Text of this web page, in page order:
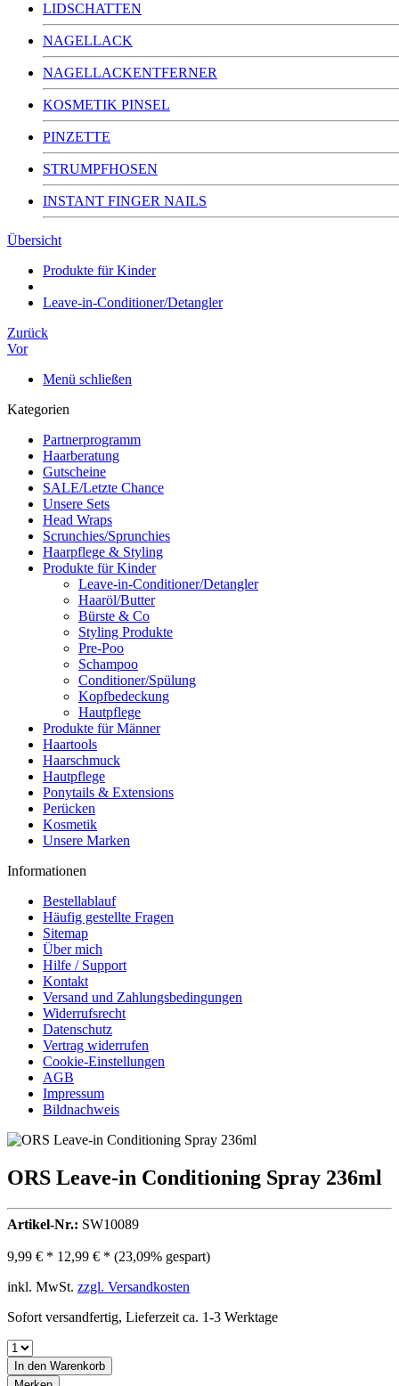
LIDSCHATTEN
NAGELLACK
NAGELLACKENTFERNER
KOSMETIK PINSEL
PINZETTE
STRUMPFHOSEN
INSTANT FINGER NAILS
Übersicht
Produkte für Kinder
Leave-in-Conditioner/Detangler
Zurück
Vor
Menü schließen
Kategorien
Partnerprogramm
Haarberatung
Gutscheine
SALE/Letzte Chance
Unsere Sets
Head Wraps
Scrunchies/Sprunchies
Haarpflege & Styling
Produkte für Kinder
Leave-in-Conditioner/Detangler
Haaröl/Butter
Bürste & Co
Styling Produkte
Pre-Poo
Schampoo
Conditioner/Spülung
Kopfbedeckung
Hautpflege
Produkte für Männer
Haartools
Haarschmuck
Hautpflege
Ponytails & Extensions
Perücken
Kosmetik
Unsere Marken
Informationen
Bestellablauf
Häufig gestellte Fragen
Sitemap
Über mich
Hilfe / Support
Kontakt
Versand und Zahlungsbedingungen
Widerrufsrecht
Datenschutz
Vertrag widerrufen
Cookie-Einstellungen
AGB
Impressum
Bildnachweis
ORS Leave-in Conditioning Spray 236ml
Artikel-Nr.: SW10089
9,99 € * 12,99 € * (23,09% gespart)
inkl. MwSt. zzgl. Versandkosten
Sofort versandfertig, Lieferzeit ca. 1-3 Werktage
In den Warenkorb